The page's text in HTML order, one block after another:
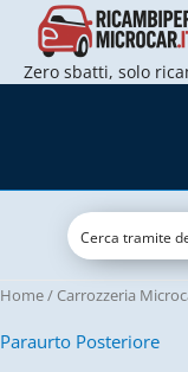
contenuto
Zero sbatti, solo
Home/ Carrozzeria
Paraurto Posteriore